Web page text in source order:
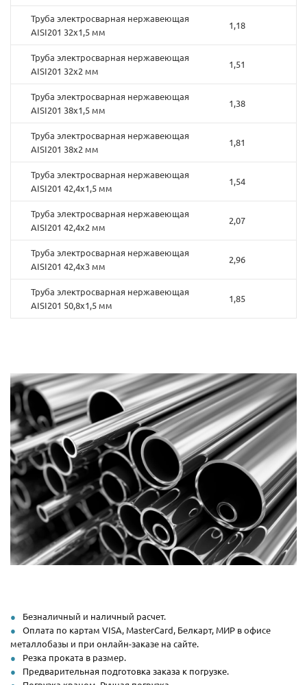
Труба электросварная нержавеющая
AISI201 32х1,5 мм
1,18
Труба электросварная нержавеющая
AISI201 32х2 мм
1,51
Труба электросварная нержавеющая
AISI201 38х1,5 мм
1,38
Труба электросварная нержавеющая
AISI201 38х2 мм
1,81
Труба электросварная нержавеющая
AISI201 42,4х1,5 мм
1,54
Труба электросварная нержавеющая
AISI201 42,4х2 мм
2,07
Труба электросварная нержавеющая
AISI201 42,4х3 мм
2,96
Труба электросварная нержавеющая
AISI201 50,8х1,5 мм
1,85
Безналичный и наличный расчет.
Оплата по картам VISA, MasterCard, Белкарт, МИР в офисе
металлобазы и при онлайн-заказе на сайте.
Резка проката в размер.
Предварительная подготовка заказа к погрузке.